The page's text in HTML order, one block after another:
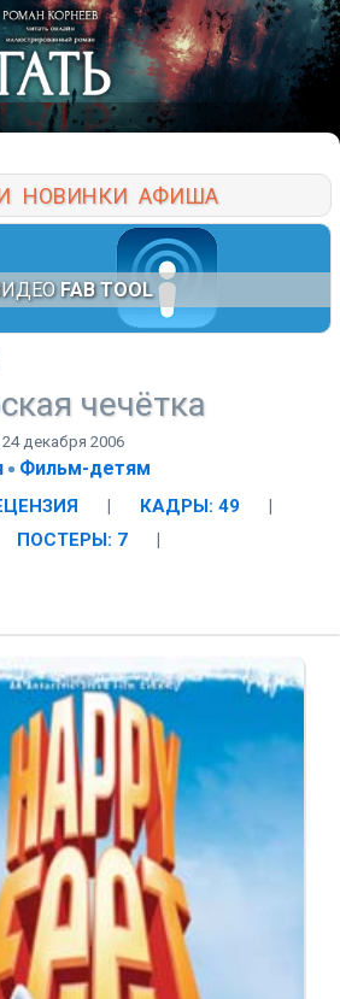
НОВИНКИ АФИША
FAB TOOL
чечётка
24 декабря 2006
Фильм-детям
| КАДРЫ: 49
|
ПОСТЕРЫ: 7
|